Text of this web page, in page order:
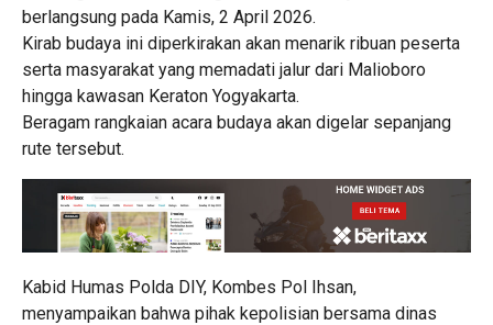
berlangsung pada Kamis, 2 April 2026.
Kirab budaya ini diperkirakan akan menarik ribuan peserta
serta masyarakat yang memadati jalur dari Malioboro
hingga kawasan Keraton Yogyakarta.
Beragam rangkaian acara budaya akan digelar sepanjang
rute tersebut.
Kabid Humas Polda DIY, Kombes Pol Ihsan,
menyampaikan bahwa pihak kepolisian bersama dinas